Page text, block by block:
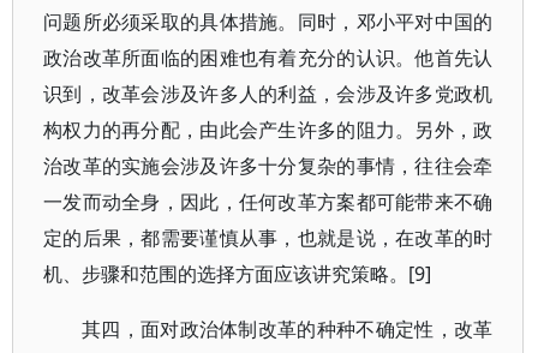
问题所必须采取的具体措施。同时，邓小平对中国的
政治改革所面临的困难也有着充分的认识。他首先认
识到，改革会涉及许多人的利益，会涉及许多党政机
构权力的再分配，由此会产生许多的阻力。另外，政
治改革的实施会涉及许多十分复杂的事情，往往会牵
一发而动全身，因此，任何改革方案都可能带来不确
定的后果，都需要谨慎从事，也就是说，在改革的时
机、步骤和范围的选择方面应该讲究策略。[9]
其四，面对政治体制改革的种种不确定性，改革